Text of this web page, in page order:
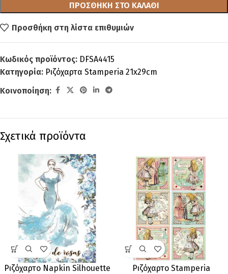
ΠΡΟΣΘΉΚΗ ΣΤΟ ΚΑΛΆΘΙ
Προσθήκη στη λίστα επιθυμιών
Κωδικός προϊόντος: DFSA4415
Κατηγορία: Ριζόχαρτα Stamperia 21x29cm
Κοινοποίηση:
Σχετικά προϊόντα
Ριζόχαρτο Napkin Silhouette
Ριζόχαρτο Stamperia